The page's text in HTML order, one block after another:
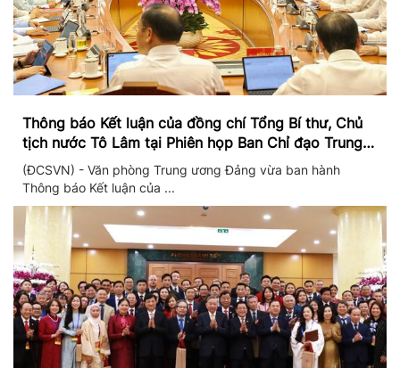
Thông báo Kết luận của đồng chí Tổng Bí thư, Chủ
tịch nước Tô Lâm tại Phiên họp Ban Chỉ đạo Trung
ương thực hiện Nghị quyết 57
(ĐCSVN) - Văn phòng Trung ương Đảng vừa ban hành
Thông báo Kết luận của ...